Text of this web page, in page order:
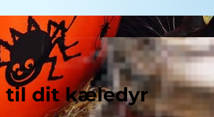
til dit kæledyr